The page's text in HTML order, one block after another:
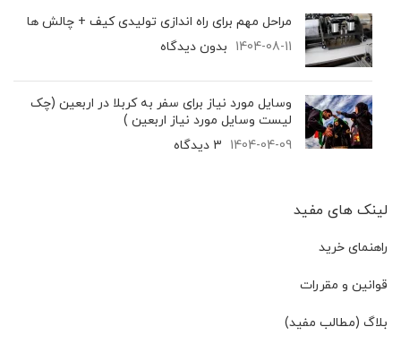
مراحل مهم برای راه اندازی تولیدی کیف + چالش ها
1404-08-11 بدون دیدگاه
وسایل مورد نیاز برای سفر به کربلا در اربعین (چک
لیست وسایل مورد نیاز اربعین )
1404-04-09 3 دیدگاه
لینک های مفید
راهنمای خرید
قوانین و مقررات
بلاگ (مطالب مفید)